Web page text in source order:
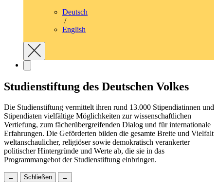
Deutsch
/
English
Studienstiftung des Deutschen Volkes
Die Studienstiftung vermittelt ihren rund 13.000 Stipendiatinnen und
Stipendiaten vielfältige Möglichkeiten zur wissenschaftlichen
Vertiefung, zum fächerübergreifenden Dialog und für internationale
Erfahrungen. Die Geförderten bilden die gesamte Breite und Vielfalt
weltanschaulicher, religiöser sowie demokratisch verankerter
politischer Hintergründe und Werte ab, die sie in das
Programmangebot der Studienstiftung einbringen.
← Schließen →